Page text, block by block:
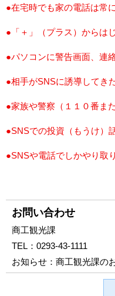
●在宅時でも家の電話は常
●「＋」（プラス）からは
●パソコンに警告画面、連
●相手がSNSに誘導してき
●家族や警察（１１０番ま
●SNSでの投資（もうけ）
●SNSや電話でしかやり取
お問い合わせ
商工観光課
TEL： 0293-43-1111
お知らせ： 商工観光課の